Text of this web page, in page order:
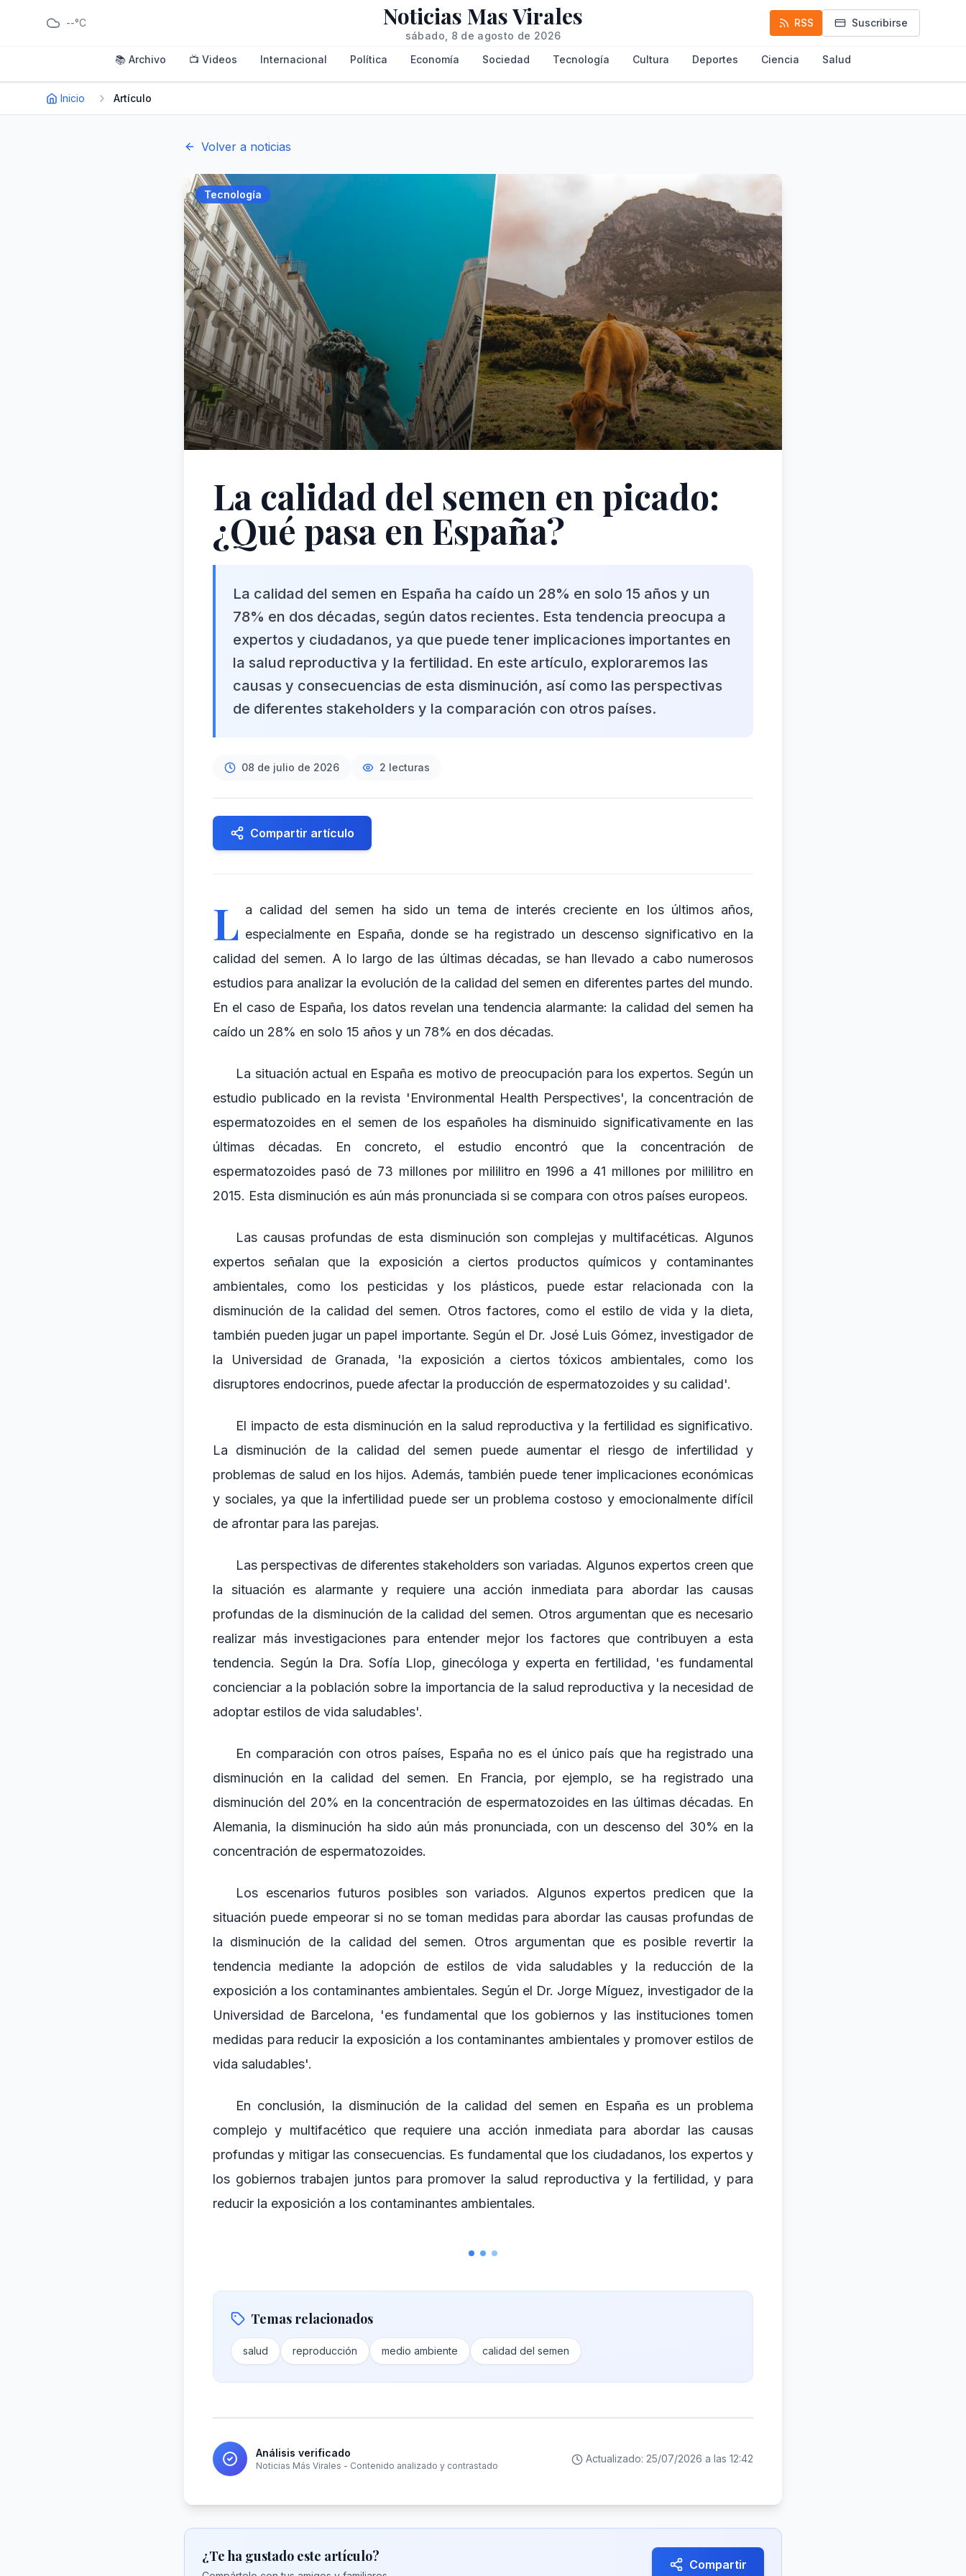
--°C Noticias Mas Virales
sábado, 8 de agosto de 2026
RSS Suscribirse
📚 Archivo 📺 Videos Internacional Política Economía Sociedad Tecnología Cultura Deportes Ciencia Salud
Inicio Artículo
Volver a noticias
Tecnología
La calidad del semen en picado:
¿Qué pasa en España?
La calidad del semen en España ha caído un 28% en solo 15 años y un
78% en dos décadas, según datos recientes. Esta tendencia preocupa a
expertos y ciudadanos, ya que puede tener implicaciones importantes en
la salud reproductiva y la fertilidad. En este artículo, exploraremos las
causas y consecuencias de esta disminución, así como las perspectivas
de diferentes stakeholders y la comparación con otros países.
08 de julio de 2026 2 lecturas
Compartir artículo
L a calidad del semen ha sido un tema de interés creciente en los últimos años,
especialmente en España, donde se ha registrado un descenso significativo en la
calidad del semen. A lo largo de las últimas décadas, se han llevado a cabo numerosos
estudios para analizar la evolución de la calidad del semen en diferentes partes del mundo.
En el caso de España, los datos revelan una tendencia alarmante: la calidad del semen ha
caído un 28% en solo 15 años y un 78% en dos décadas.
La situación actual en España es motivo de preocupación para los expertos. Según un
estudio publicado en la revista 'Environmental Health Perspectives', la concentración de
espermatozoides en el semen de los españoles ha disminuido significativamente en las
últimas décadas. En concreto, el estudio encontró que la concentración de
espermatozoides pasó de 73 millones por mililitro en 1996 a 41 millones por mililitro en
2015. Esta disminución es aún más pronunciada si se compara con otros países europeos.
Las causas profundas de esta disminución son complejas y multifacéticas. Algunos
expertos señalan que la exposición a ciertos productos químicos y contaminantes
ambientales, como los pesticidas y los plásticos, puede estar relacionada con la
disminución de la calidad del semen. Otros factores, como el estilo de vida y la dieta,
también pueden jugar un papel importante. Según el Dr. José Luis Gómez, investigador de
la Universidad de Granada, 'la exposición a ciertos tóxicos ambientales, como los
disruptores endocrinos, puede afectar la producción de espermatozoides y su calidad'.
El impacto de esta disminución en la salud reproductiva y la fertilidad es significativo.
La disminución de la calidad del semen puede aumentar el riesgo de infertilidad y
problemas de salud en los hijos. Además, también puede tener implicaciones económicas
y sociales, ya que la infertilidad puede ser un problema costoso y emocionalmente difícil
de afrontar para las parejas.
Las perspectivas de diferentes stakeholders son variadas. Algunos expertos creen que
la situación es alarmante y requiere una acción inmediata para abordar las causas
profundas de la disminución de la calidad del semen. Otros argumentan que es necesario
realizar más investigaciones para entender mejor los factores que contribuyen a esta
tendencia. Según la Dra. Sofía Llop, ginecóloga y experta en fertilidad, 'es fundamental
concienciar a la población sobre la importancia de la salud reproductiva y la necesidad de
adoptar estilos de vida saludables'.
En comparación con otros países, España no es el único país que ha registrado una
disminución en la calidad del semen. En Francia, por ejemplo, se ha registrado una
disminución del 20% en la concentración de espermatozoides en las últimas décadas. En
Alemania, la disminución ha sido aún más pronunciada, con un descenso del 30% en la
concentración de espermatozoides.
Los escenarios futuros posibles son variados. Algunos expertos predicen que la
situación puede empeorar si no se toman medidas para abordar las causas profundas de
la disminución de la calidad del semen. Otros argumentan que es posible revertir la
tendencia mediante la adopción de estilos de vida saludables y la reducción de la
exposición a los contaminantes ambientales. Según el Dr. Jorge Míguez, investigador de la
Universidad de Barcelona, 'es fundamental que los gobiernos y las instituciones tomen
medidas para reducir la exposición a los contaminantes ambientales y promover estilos de
vida saludables'.
En conclusión, la disminución de la calidad del semen en España es un problema
complejo y multifacético que requiere una acción inmediata para abordar las causas
profundas y mitigar las consecuencias. Es fundamental que los ciudadanos, los expertos y
los gobiernos trabajen juntos para promover la salud reproductiva y la fertilidad, y para
reducir la exposición a los contaminantes ambientales.
Temas relacionados
salud reproducción medio ambiente calidad del semen
Análisis verificado
Noticias Más Virales - Contenido analizado y contrastado
Actualizado: 25/07/2026 a las 12:42
¿Te ha gustado este artículo? Compartir